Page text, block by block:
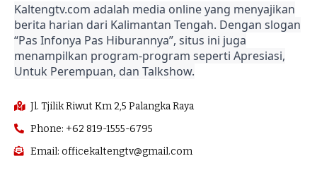
Kaltengtv.com adalah media online yang menyajikan
berita harian dari Kalimantan Tengah. Dengan slogan
“Pas Infonya Pas Hiburannya”, situs ini juga
menampilkan program-program seperti Apresiasi,
Untuk Perempuan, dan Talkshow.
Jl. Tjilik Riwut Km 2,5 Palangka Raya
Phone: +62 819-1555-6795
Email: officekaltengtv@gmail.com